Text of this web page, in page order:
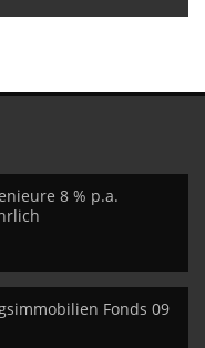
8 % p.a.
Fonds 09